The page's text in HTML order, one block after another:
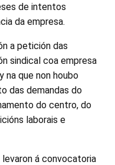
de intentos
da empresa.
a petición das
sindical coa empresa
na que non houbo
das demandas do
do centro, do
laborais e
á convocatoria